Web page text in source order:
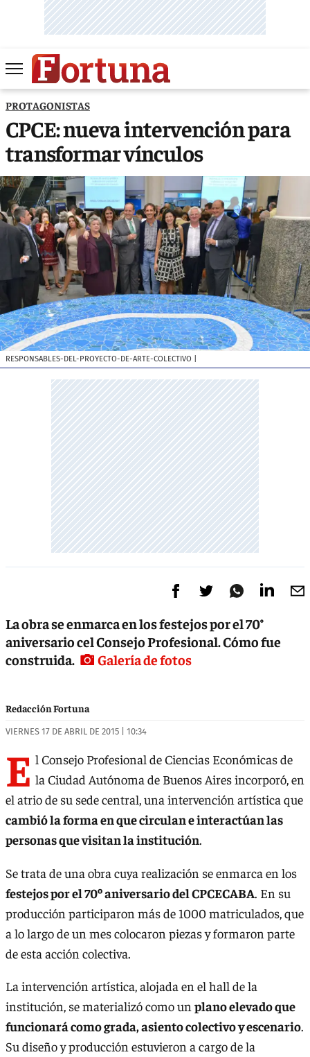
PROTAGONISTAS
CPCE: nueva intervención para
transformar vínculos
RESPONSABLES-DEL-PROYECTO-DE-ARTE-COLECTIVO
La obra se enmarca en los festejos por el 70°
aniversario cel Consejo Profesional. Cómo fue
construida.
Galería de fotos
Redacción Fortuna
VIERNES 17 DE ABRIL DE 2015 | 10:34
E l Consejo Profesional de Ciencias Económicas de
la Ciudad Autónoma de Buenos Aires incorporó, en
el atrio de su sede central, una intervención artística que
cambió la forma en que circulan e interactúan las
personas que visitan la institución.
Se trata de una obra cuya realización se enmarca en los
festejos por el 70º aniversario del CPCECABA. En su
producción participaron más de 1000 matriculados, que
a lo largo de un mes colocaron piezas y formaron parte
de esta acción colectiva.
La intervención artística, alojada en el hall de la
institución, se materializó como un plano elevado que
funcionará como grada, asiento colectivo y escenario.
Su diseño y producción estuvieron a cargo de la